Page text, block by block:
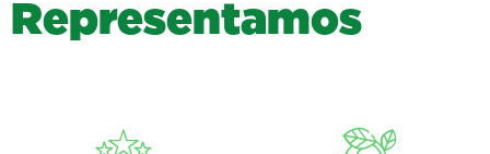
Representamos